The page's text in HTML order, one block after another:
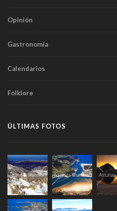
Opinión
Gastronomía
Calendarios
Folklore
ÚLTIMAS FOTOS